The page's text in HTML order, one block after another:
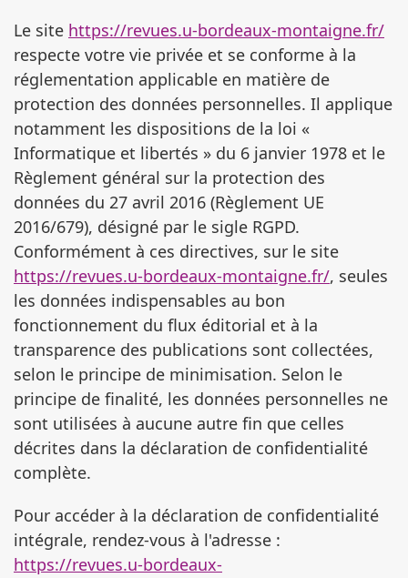
Le site https://revues.u-bordeaux-montaigne.fr/
respecte votre vie privée et se conforme à la
réglementation applicable en matière de
protection des données personnelles. Il applique
notamment les dispositions de la loi «
Informatique et libertés » du 6 janvier 1978 et le
Règlement général sur la protection des
données du 27 avril 2016 (Règlement UE
2016/679), désigné par le sigle RGPD.
Conformément à ces directives, sur le site
https://revues.u-bordeaux-montaigne.fr/, seules
les données indispensables au bon
fonctionnement du flux éditorial et à la
transparence des publications sont collectées,
selon le principe de minimisation. Selon le
principe de finalité, les données personnelles ne
sont utilisées à aucune autre fin que celles
décrites dans la déclaration de confidentialité
complète.
Pour accéder à la déclaration de confidentialité
intégrale, rendez-vous à l'adresse :
https://revues.u-bordeaux-